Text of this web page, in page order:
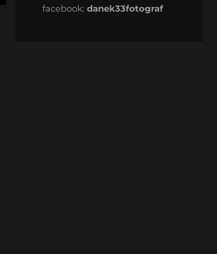
facebook: danek33fotograf